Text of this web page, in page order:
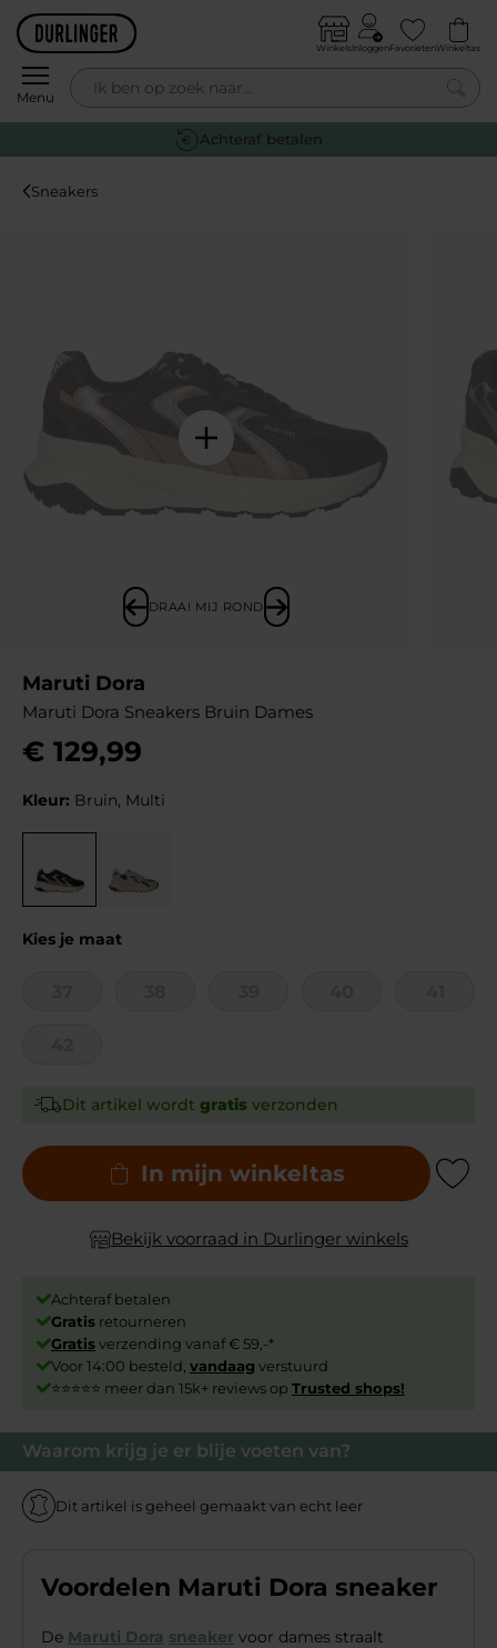
Skip to content
Menu
WinkelsInloggenFavorietenWinkeltas
0
Gratis retourneren
Sneakers
DRAAI MIJ ROND
Waarom krijg je er blije voeten van?
Dit artikel is geheel gemaakt van echt leer
Voordelen Maruti Dora sneaker
De Maruti Dora sneaker voor dames straalt
Maruti Dora
Maruti Dora Sneakers Bruin Dames
€ 129,99
Kleur: Bruin, Multi
Kies je maat
Dit artikel wordt gratis verzonden
In mijn winkeltas Add to
Bekijk voorraad in Durlinger winkels
Achteraf betalen
Gratis retourneren
Gratisverzending vanaf € 59,-*
Voor 14:00 besteld, vandaag verstuurd
⭐⭐⭐⭐⭐ meer dan 15k+ reviews op Trusted shops!